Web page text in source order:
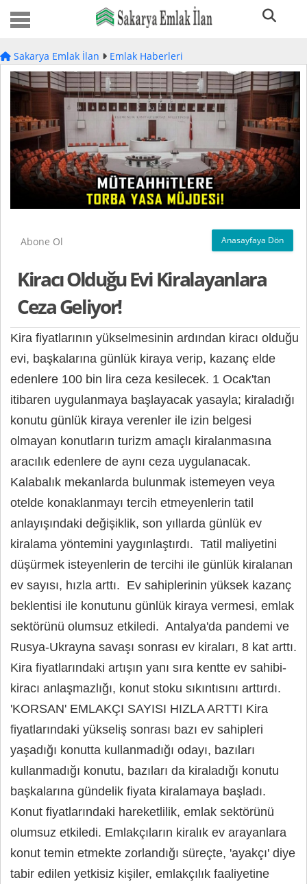
Sakarya Emlak İlan Emlak Haberleri
Abone Ol Anasayfaya Dön
Kiracı Olduğu Evi Kiralayanlara
Ceza Geliyor!
Kira fiyatlarının yükselmesinin ardından kiracı olduğu
evi, başkalarına günlük kiraya verip, kazanç elde
edenlere 100 bin lira ceza kesilecek. 1 Ocak'tan
itibaren uygulanmaya başlayacak yasayla; kiraladığı
konutu günlük kiraya verenler ile izin belgesi
olmayan konutların turizm amaçlı kiralanmasına
aracılık edenlere de aynı ceza uygulanacak.
Kalabalık mekanlarda bulunmak istemeyen veya
otelde konaklanmayı tercih etmeyenlerin tatil
anlayışındaki değişiklik, son yıllarda günlük ev
kiralama yöntemini yaygınlaştırdı. Tatil maliyetini
düşürmek isteyenlerin de tercihi ile günlük kiralanan
ev sayısı, hızla arttı. Ev sahiplerinin yüksek kazanç
beklentisi ile konutunu günlük kiraya vermesi, emlak
sektörünü olumsuz etkiledi. Antalya'da pandemi ve
Rusya-Ukrayna savaşı sonrası ev kiraları, 8 kat arttı.
Kira fiyatlarındaki artışın yanı sıra kentte ev sahibi-
kiracı anlaşmazlığı, konut stoku sıkıntısını arttırdı.
'KORSAN' EMLAKÇI SAYISI HIZLA ARTTI Kira
fiyatlarındaki yükseliş sonrası bazı ev sahipleri
yaşadığı konutta kullanmadığı odayı, bazıları
kullanmadığı konutu, bazıları da kiraladığı konutu
başkalarına gündelik fiyata kiralamaya başladı.
Konut fiyatlarındaki hareketlilik, emlak sektörünü
olumsuz etkiledi. Emlakçıların kiralık ev arayanlara
konut temin etmekte zorlandığı süreçte, 'ayakçı' diye
tabir edilen yetkisiz kişiler, emlakçılık faaliyetine